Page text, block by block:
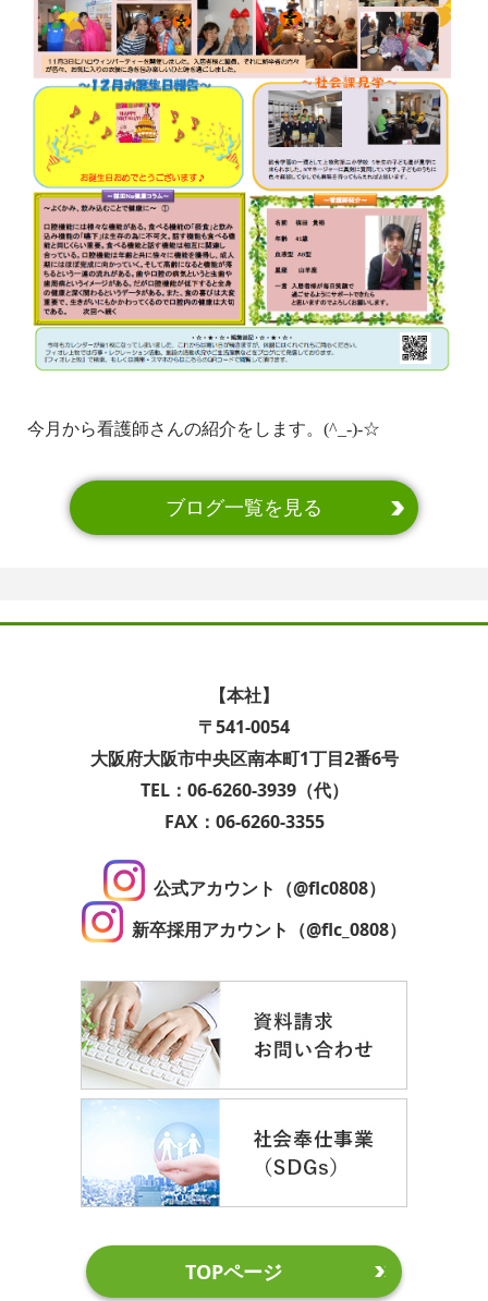
今月から看護師さんの紹介をします。(^_-)-☆
ブログ一覧を見る
【本社】
〒541-0054
大阪府大阪市中央区南本町1丁目2番6号
TEL：06-6260-3939（代）
FAX：06-6260-3355
公式アカウント（@flc0808）
新卒採用アカウント（@flc_0808）
TOPページ